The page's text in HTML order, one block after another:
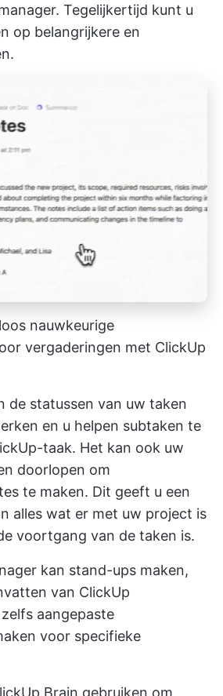
Tegelijkertijd kunt u
op belangrijkere en
nauwkeurige
vergaderingen met ClickUp
de statussen van uw taken
en u helpen subtaken te
taak. Het kan ook uw
doorlopen om
te maken. Dit geeft u een
alles wat er met uw project is
voortgang van de taken is.
kan stand-ups maken,
van ClickUp
aangepaste
voor specifieke
Brain gebruiken om